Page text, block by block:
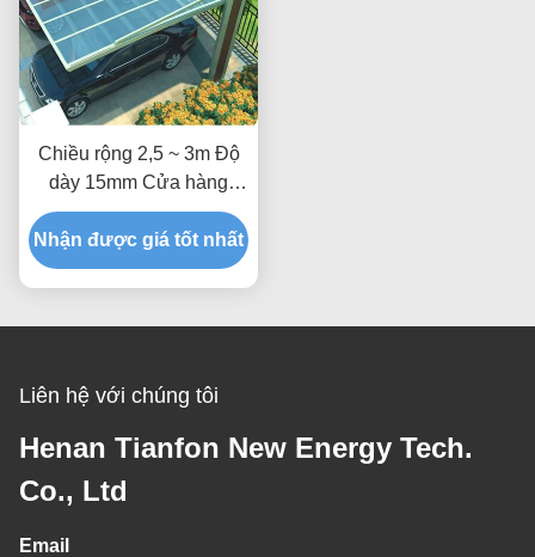
Chiều rộng 2,5 ~ 3m Độ
dày 15mm Cửa hàng
quang điện đa năng
lượng mặt trời đơn
Nhận được giá tốt nhất
Liên hệ với chúng tôi
Henan Tianfon New Energy Tech.
Co., Ltd
Email